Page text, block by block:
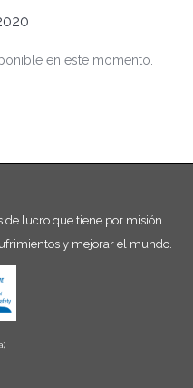
en este momento.
de lucro que tiene por misión
y mejorar el mundo.